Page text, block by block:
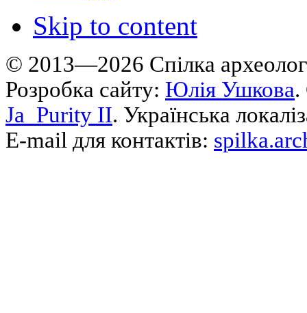
Skip to content
© 2013—2026 Cпілка
Розробка сайту: Юлія Ушкова.
Ja_Purity II. Українська
E-mail для контактів: